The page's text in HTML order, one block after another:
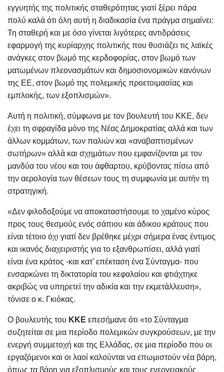
εγγυητής της πολιτικής σταθερότητας γιατί ξέρει πάρα
πολύ καλά ότι όλη αυτή η διαδικασία ένα πράγμα σημαίνει:
Τη σταθερή και με όσο γίνεται λιγότερες αντιδράσεις
εφαρμογή της κυρίαρχης πολιτικής που θυσιάζει τις λαϊκές
ανάγκες στον βωμό της κερδοφορίας, στον βωμό των
ματωμένων πλεονασμάτων και δημοσιονομικών κανόνων
της ΕΕ, στον βωμό της πολεμικής προετοιμασίας και
εμπλοκής, των εξοπλισμών».
Αυτή η πολιτική, σύμφωνα με τον βουλευτή του ΚΚΕ, δεν
έχει τη σφραγίδα μόνο της Νέας Δημοκρατίας αλλά και των
άλλων κομμάτων, των παλιών και «αναβαπτισμένων
σωτήρων» αλλά και σχημάτων που εμφανίζονται με τον
μανδύα του νέου και του άφθαρτου, κρύβοντας πίσω από
την αερολογία των θέσεων τους τη συμφωνία με αυτήν τη
στρατηγική.
«Δεν φιλοδοξούμε να αποκαταστήσουμε το χαμένο κύρος
προς τους θεσμούς ενός σάπιου και άδικου κράτους που
είναι τέτοιο όχι γιατί δεν βρέθηκε μέχρι σήμερα ένας έντιμος
και ικανός διαχειριστής για το εξανθρωπίσει, αλλά γιατί
είναι ένα κράτος -και κατ’ επέκταση ένα Σύνταγμα- που
ενσαρκώνει τη δικτατορία του κεφαλαίου και φτιάχτηκε
ακριβώς να υπηρετεί την αδικία και την εκμετάλλευση»,
τόνισε ο κ. Γκιόκας.
Ο βουλευτής του ΚΚΕ επεσήμανε ότι «το Σύνταγμα
συζητείται σε μια περίοδο πολεμικών συγκρούσεων, με την
ενεργή συμμετοχή και της Ελλάδας, σε μια περίοδο που οι
εργαζόμενοι και οι λαοί καλούνται να επωμιστούν νέα βάρη,
όπως τα βάρη για εξοπλισμούς και τους ενεργειακούς